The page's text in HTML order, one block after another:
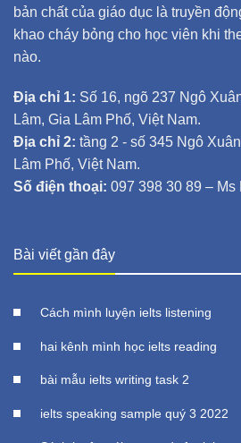
bản chất của giáo dục là truyền
khao cháy bỏng cho học viên khi
nào.
Địa chỉ 1: Số 16, ngõ 237 Ngô
Lâm, Gia Lâm Phố, Việt Nam.
Địa chỉ 2: tầng 2 - số 345 Ngô
Lâm Phố, Việt Nam.
Số điện thoại: 097 398 30 89 – Ms
Bài viết gần đây
Cách mình luyện ielts listening
hai kênh mình học ielts reading
bài mẫu ielts writing task 2
ielts speaking sample quý 3 2022